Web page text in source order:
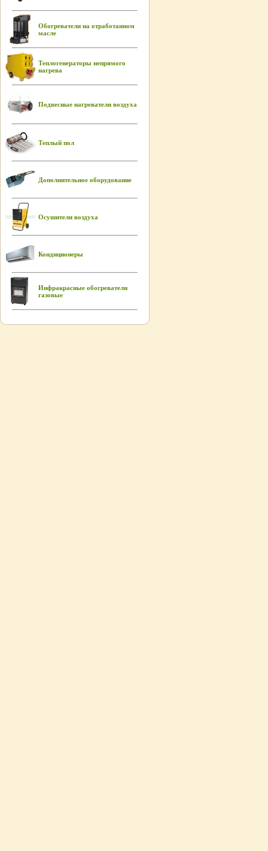
Обогреватели на отработанном
масле
Теплогенераторы непрямого
нагрева
Подвесные нагреватели воздуха
Теплый пол
Дополнительное оборудование
Осушители воздуха
Кондиционеры
Инфракрасные обогреватели
газовые